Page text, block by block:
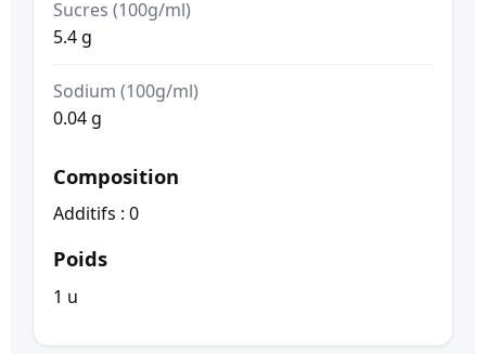
Sucres (100g/ml)
5.4 g
Sodium (100g/ml)
0.04 g
Composition
Additifs : 0
Poids
1 u